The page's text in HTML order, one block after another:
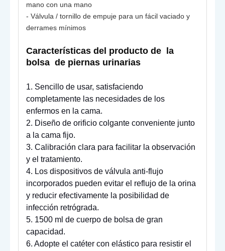
mano con una mano
- Válvula / tornillo de empuje para un fácil vaciado y
derrames mínimos
Características del producto de
la
bolsa de piernas urinarias
1. Sencillo de usar, satisfaciendo
completamente las necesidades de los
enfermos en la cama.
2. Diseño de orificio colgante conveniente junto
a la cama fijo.
3. Calibración clara para facilitar la observación
y el tratamiento.
4. Los dispositivos de válvula anti-flujo
incorporados pueden evitar el reflujo de la orina
y reducir efectivamente la posibilidad de
infección retrógrada.
5. 1500 ml de cuerpo de bolsa de gran
capacidad.
6. Adopte el catéter con elástico para resistir el